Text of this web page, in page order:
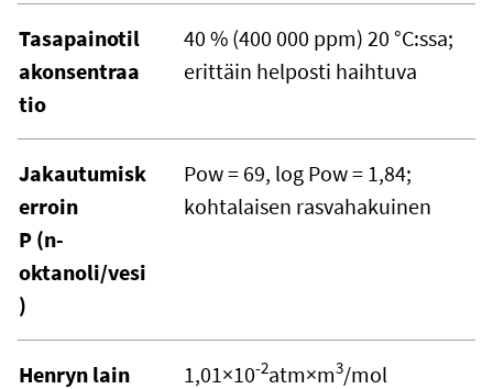
Tasapainotil
akonsentraa
tio
40 % (400 000 ppm) 20 °C:ssa;
erittäin helposti haihtuva
Jakautumisk
erroin
P (n-
oktanoli/vesi
)
Pow = 69, log Pow = 1,84;
kohtalaisen rasvahakuinen
Henryn lain
1,01×10-2atm×m3/mol